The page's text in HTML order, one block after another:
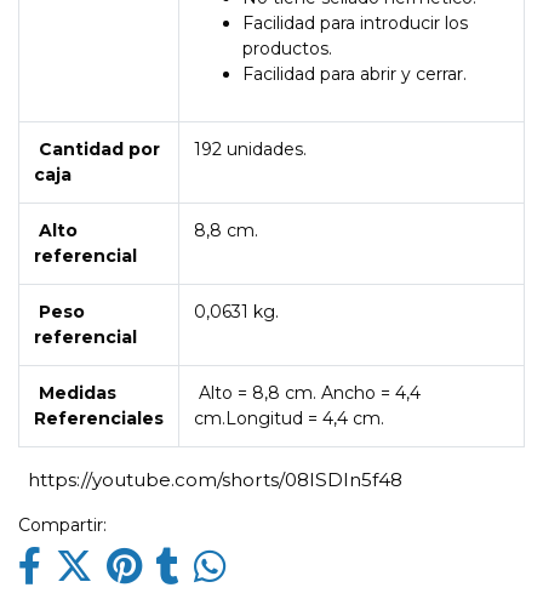
Facilidad para introducir los
productos.
Facilidad para abrir y cerrar.
Cantidad por
caja
192 unidades.
Alto
referencial
8,8 cm.
Peso
referencial
0,0631 kg.
Medidas
Referenciales
Alto = 8,8 cm. Ancho = 4,4
cm.Longitud = 4,4 cm.
https://youtube.com/shorts/08ISDIn5f48
Compartir: